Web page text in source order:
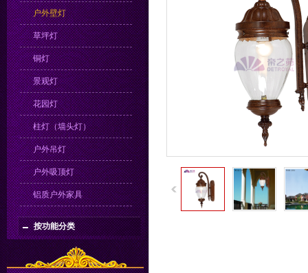
户外壁灯
草坪灯
铜灯
景观灯
花园灯
柱灯（墙头灯）
户外吊灯
户外吸顶灯
铝质户外家具
按功能分类